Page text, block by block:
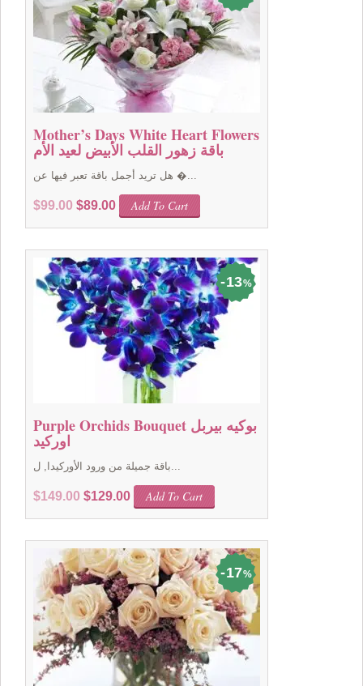
Mother’s Days White Heart Flowers
باقة زهور القلب الأبيض لعيد الأم
هل تريد أجمل باقة تعبر فيها عن �...
$99.00 Original
$99.00.
$89.00Current
price
$89.00.
Add To Cart
13%
Purple Orchids Bouquet بوكيه بيربل
اوركيد
باقة جميلة من ورود الأوركيدا, ل...
$149.00 Original
$149.00.
$129.00Current
price
$129.00.
Add To Cart
17%